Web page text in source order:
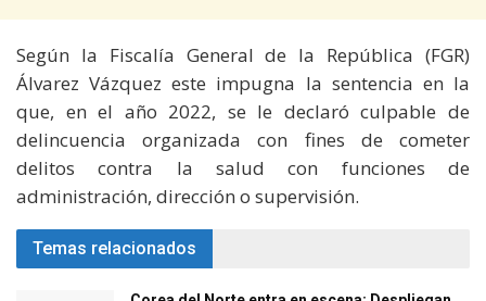
Según la Fiscalía General de la República (FGR)
Álvarez Vázquez este impugna la sentencia en la
que, en el año 2022, se le declaró culpable de
delincuencia organizada con fines de cometer
delitos contra la salud con funciones de
administración, dirección o supervisión.
Temas relacionados